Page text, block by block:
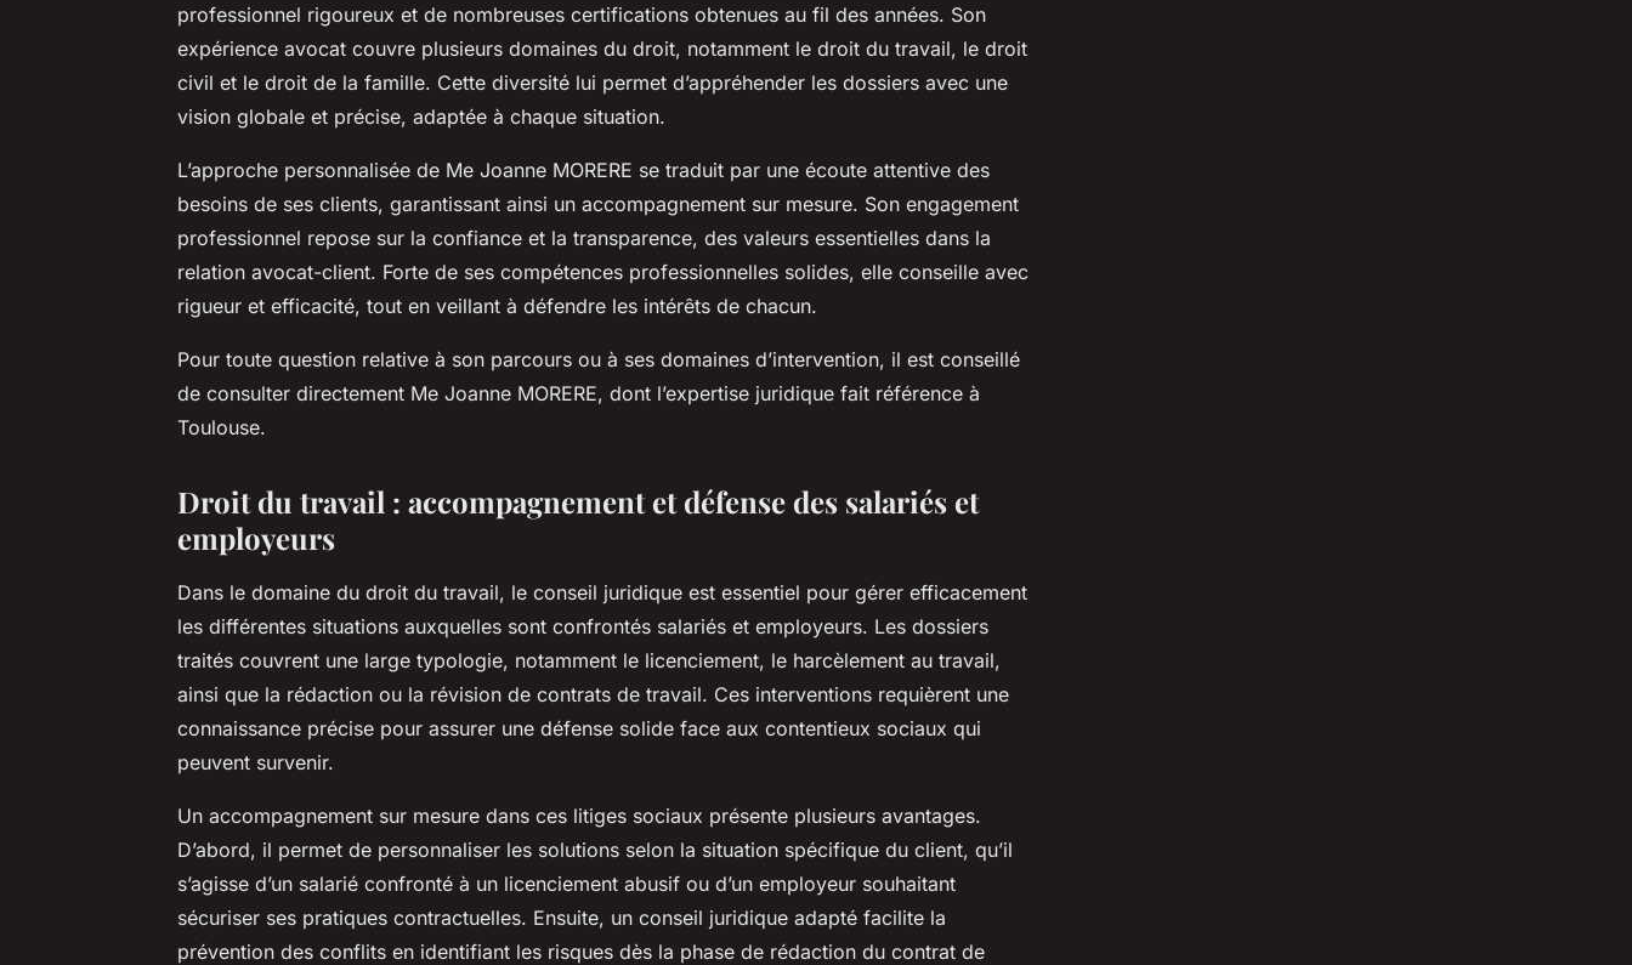
professionnel rigoureux et de nombreuses certifications obtenues au fil des années. Son
expérience avocat couvre plusieurs domaines du droit, notamment le droit du travail, le droit
civil et le droit de la famille. Cette diversité lui permet d’appréhender les dossiers avec une
vision globale et précise, adaptée à chaque situation.
L’approche personnalisée de Me Joanne MORERE se traduit par une écoute attentive des
besoins de ses clients, garantissant ainsi un accompagnement sur mesure. Son engagement
professionnel repose sur la confiance et la transparence, des valeurs essentielles dans la
relation avocat-client. Forte de ses compétences professionnelles solides, elle conseille avec
rigueur et efficacité, tout en veillant à défendre les intérêts de chacun.
Pour toute question relative à son parcours ou à ses domaines d’intervention, il est conseillé
de consulter directement Me Joanne MORERE, dont l’expertise juridique fait référence à
Toulouse.
Droit du travail : accompagnement et défense des salariés et
employeurs
Dans le domaine du droit du travail, le conseil juridique est essentiel pour gérer efficacement
les différentes situations auxquelles sont confrontés salariés et employeurs. Les dossiers
traités couvrent une large typologie, notamment le licenciement, le harcèlement au travail,
ainsi que la rédaction ou la révision de contrats de travail. Ces interventions requièrent une
connaissance précise pour assurer une défense solide face aux contentieux sociaux qui
peuvent survenir.
Un accompagnement sur mesure dans ces litiges sociaux présente plusieurs avantages.
D’abord, il permet de personnaliser les solutions selon la situation spécifique du client, qu’il
s’agisse d’un salarié confronté à un licenciement abusif ou d’un employeur souhaitant
sécuriser ses pratiques contractuelles. Ensuite, un conseil juridique adapté facilite la
prévention des conflits en identifiant les risques dès la phase de rédaction du contrat de